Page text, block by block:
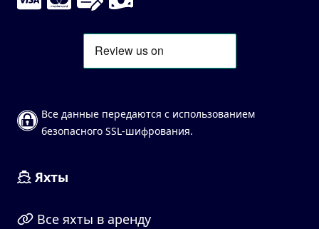
Все данные передаются с использованием
безопасного SSL-шифрования.
Яхты
Все яхты в аренду